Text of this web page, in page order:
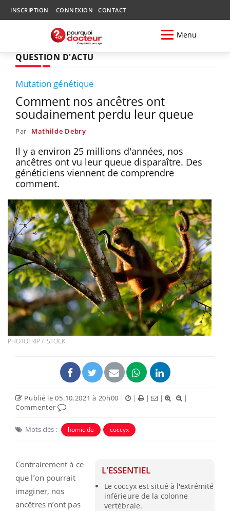
INSCRIPTION CONNEXION CONTACT
Menu
QUESTION D'ACTU
Mutation génétique
Comment nos ancêtres ont
soudainement perdu leur queue
Par Mathilde Debry
Il y a environ 25 millions d'années, nos
ancêtres ont vu leur queue disparaître. Des
généticiens viennent de comprendre
comment.
PHOTOTRIP / ISTOCK.
Publié le 05.10.2021 à 20h00 | | | |
|
Commenter
Mots clés : homicide coccyx
L'ESSENTIEL
Le coccyx est situé à l'extrémité
inférieure de la colonne
vertébrale.
Contrairement à ce
que l’on pourrait
imaginer, nos
ancêtres n’ont pas